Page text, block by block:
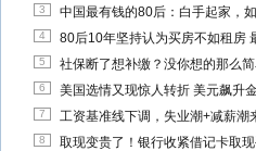
3 中国最有钱的80后：白手起家，
4 80后10年坚持认为买房不如租房
5 社保断了想补缴？没你想的那么简
6 美国选情又现惊人转折 美元飙升
7 工资基准线下调，失业潮+减薪潮
8 取现变贵了！银行收紧借记卡取